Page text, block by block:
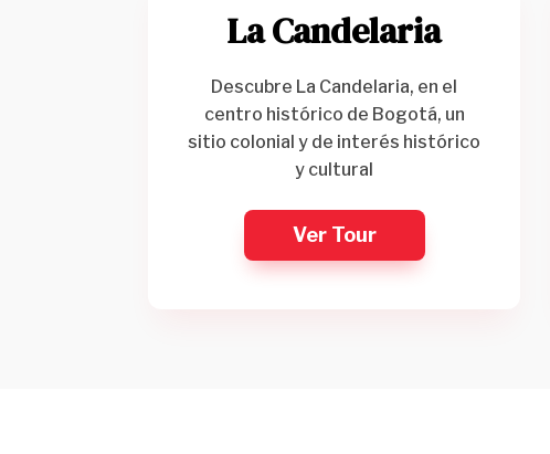
La Candelaria
Descubre La Candelaria, en el
centro histórico de Bogotá, un
sitio colonial y de interés histórico
y cultural
Ver Tour